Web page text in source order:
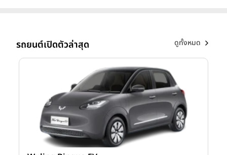
การเปิดตัวพรีเซนเตอร์แรปเปอร์สาวมากความสามารถตัวแทน
Gen Z ที่พกเอเนอร์จี้มาเต็มพิกัด พร้อมปลุก DNA ความสนุก
คล่องตัว และความโดดเด่นของ Honda City ให้กระหึ่มเมือง !
รถยนต์เปิดตัวล่าสุด ดูทั้งหมด